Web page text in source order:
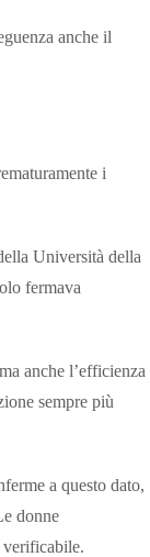
anche il
i
Università della
fermava
anche l’efficienza
sempre più
a questo dato,
donne
verificabile.